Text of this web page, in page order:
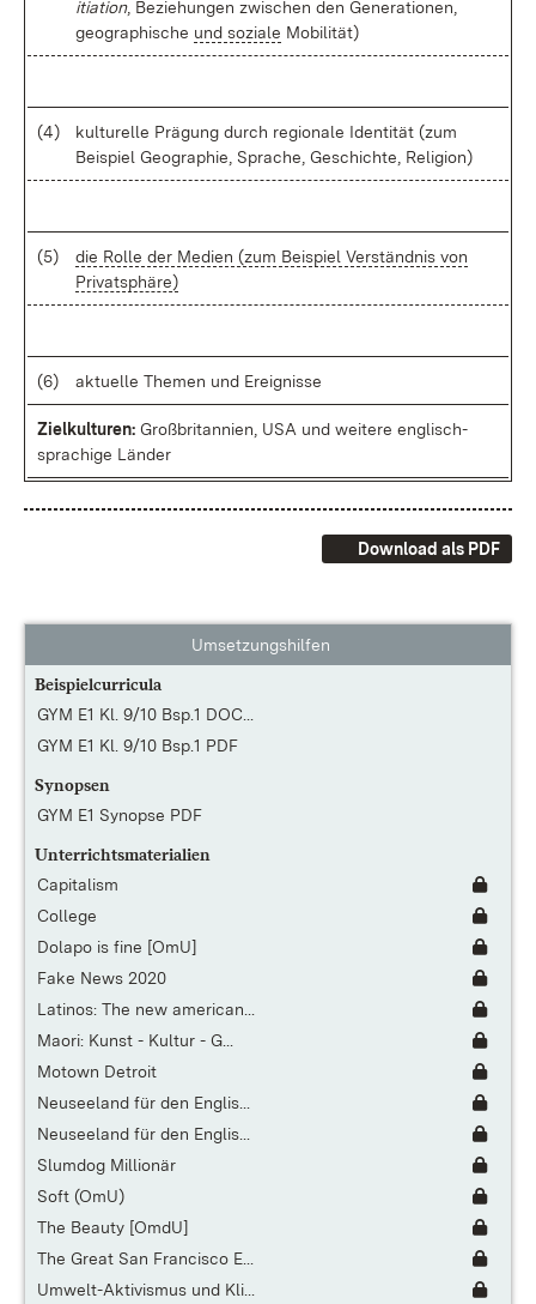
itia­ti­on, Be­zie­hun­gen zwi­schen den Ge­ne­ra­tio­nen,
geo­gra­phi­sche und so­zia­le Mo­bi­li­tät)
(4)
kul­tu­rel­le Prä­gung durch re­gio­na­le Iden­ti­tät (zum
Bei­spiel Geo­gra­phie, Spra­che, Ge­schich­te, Re­li­gi­on)
(5)
die Rol­le der Me­di­en (zum Bei­spiel Ver­ständ­nis von
Pri­vat­sphä­re)
(6) ak­tu­el­le The­men und Er­eig­nis­se
Ziel­kul­tu­ren: Groß­bri­tan­ni­en, USA und wei­te­re eng­lisch­
spra­chi­ge Län­der
Download als PDF
Umsetzungshilfen
Beispielcurricula
GYM E1 Kl. 9/10 Bsp.1 DOC...
GYM E1 Kl. 9/10 Bsp.1 PDF
Synopsen
GYM E1 Synopse PDF
Unterrichtsmaterialien
Capitalism
College
Dolapo is fine [OmU]
Fake News 2020
Latinos: The new american...
Maori: Kunst - Kultur - G...
Motown Detroit
Neuseeland für den Englis...
Neuseeland für den Englis...
Slumdog Millionär
Soft (OmU)
The Beauty [OmdU]
The Great San Francisco E...
Umwelt-Aktivismus und Kli...